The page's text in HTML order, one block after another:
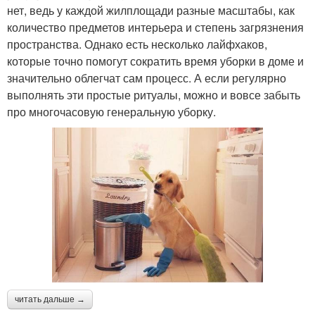
нет, ведь у каждой жилплощади разные масштабы, как
количество предметов интерьера и степень загрязнения
пространства. Однако есть несколько лайфхаков,
которые точно помогут сократить время уборки в доме и
значительно облегчат сам процесс. А если регулярно
выполнять эти простые ритуалы, можно и вовсе забыть
про многочасовую генеральную уборку.
читать дальше →